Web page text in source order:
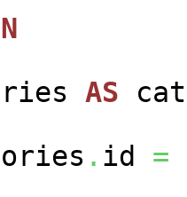
AS
. id =